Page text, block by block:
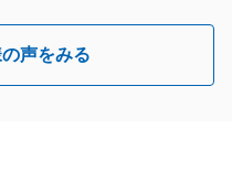
声をみる